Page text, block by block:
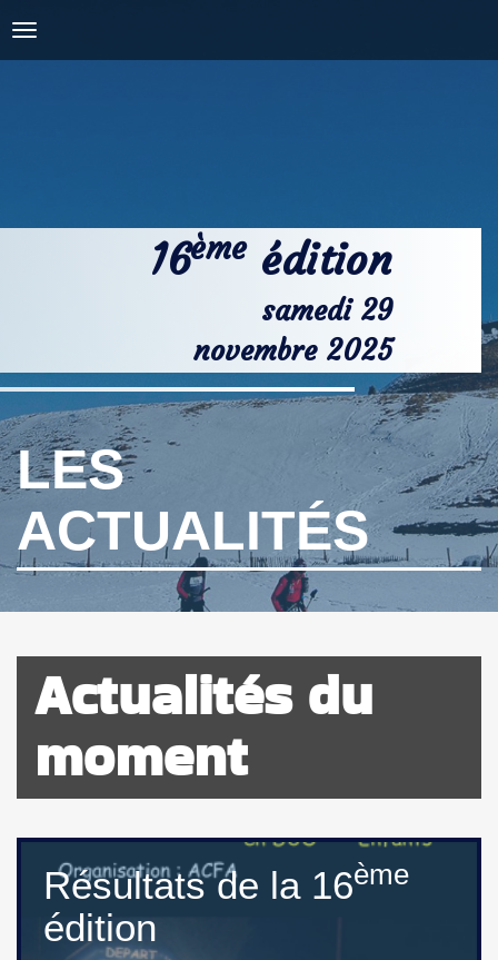
VIDÉOS
16èmeédition
samedi 29
novembre 2025
LES
ACTUALITÉS
Actualités du
moment
Résultats de la 16ème
édition